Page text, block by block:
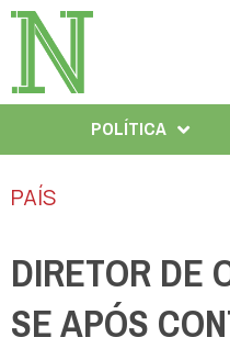
POLÍTICA
PAÍS
DIRETOR DE
SE APÓS